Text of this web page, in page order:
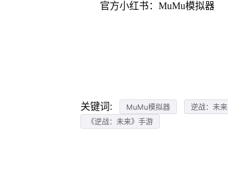
官方小红书：MuMu模拟器
关键词: MuMu模拟器 逆战：未来
《逆战：未来》手游